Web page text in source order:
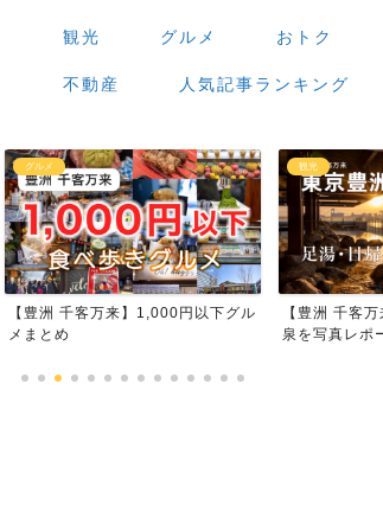
観光 グルメ おトク
不動産 人気記事ランキング
グルメ
【豊洲 千客万来】1,000円以下グル
メまとめ
観光
【豊洲 千客
泉を写真レポ